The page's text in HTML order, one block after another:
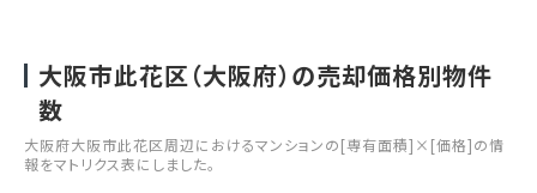
大阪市此花区（大阪府）の売却価格別物件
数
大阪府大阪市此花区周辺におけるマンションの[専有面積]×[価格]の情
報をマトリクス表にしました。